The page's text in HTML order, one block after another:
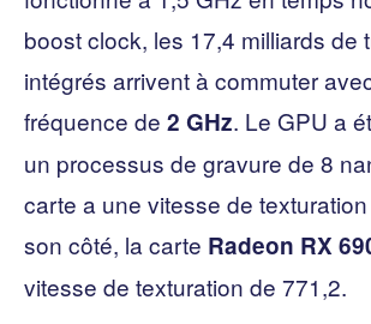
boost clock, les 17,4 milliards de
intégrés arrivent à commuter
fréquence de 2 GHz. Le GPU a
un processus de gravure de 8
carte a une vitesse de
son côté, la carte Radeon RX
vitesse de texturation de 771,2.